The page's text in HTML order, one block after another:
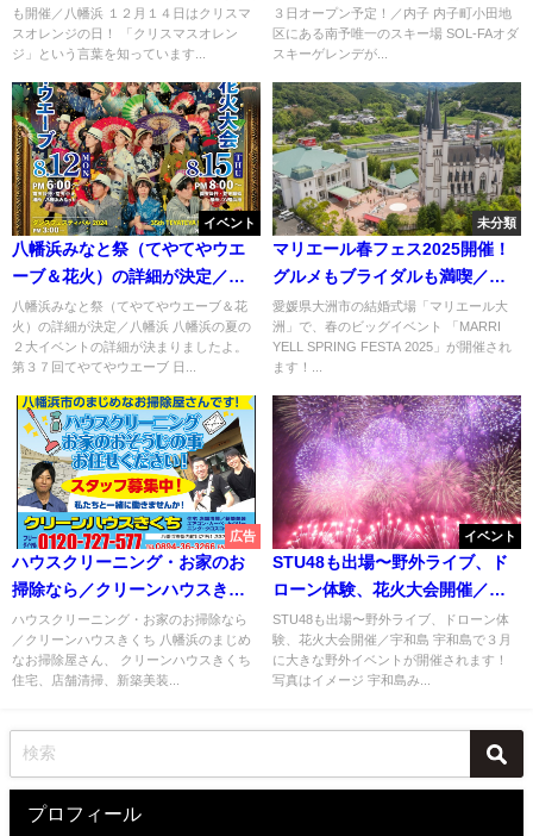
も開催／八幡浜 １２月１４日はクリスマ
スオレンジの日！ 「クリスマスオレン
ジ」という言葉を知っています...
３日オープン予定！／内子 内子町小田地
区にある南予唯一のスキー場 SOL-FAオダ
スキーゲレンデが...
イベント
八幡浜みなと祭（てやてやウエ
ーブ＆花火）の詳細が決定／八
幡浜
八幡浜みなと祭（てやてやウエーブ＆花
火）の詳細が決定／八幡浜 八幡浜の夏の
２大イベントの詳細が決まりましたよ。
第３７回てやてやウエーブ 日...
未分類
マリエール春フェス2025開催！
グルメもブライダルも満喫／大
洲
愛媛県大洲市の結婚式場「マリエール大
洲」で、春のビッグイベント 「MARRI
YELL SPRING FESTA 2025」が開催され
ます！...
広告
ハウスクリーニング・お家のお
掃除なら／クリーンハウスきく
ち
ハウスクリーニング・お家のお掃除なら
／クリーンハウスきくち 八幡浜のまじめ
なお掃除屋さん、 クリーンハウスきくち
住宅、店舗清掃、新築美装...
イベント
STU48も出場〜野外ライブ、ド
ローン体験、花火大会開催／宇
和島
STU48も出場〜野外ライブ、ドローン体
験、花火大会開催／宇和島 宇和島で３月
に大きな野外イベントが開催されます！
写真はイメージ 宇和島み...
プロフィール